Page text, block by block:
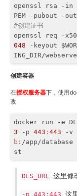
openssl rsa -in
PEM -pubout -out
#创建证书
openssl req -
048 -keyout
ING_DIR/
创建容器
在授权服务器下，使用
改
docker run -e
3 -p 443 : 443 -v
b: /app/
st
DLS_URL 这里修
-p 443:443 这